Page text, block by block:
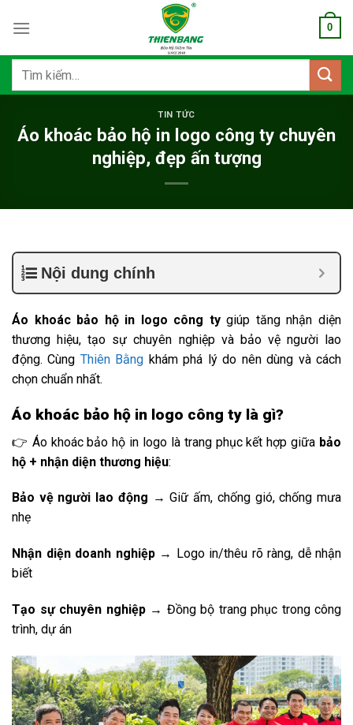
qua
dung
0
Tìm
TIN TỨC
Áo khoác bảo hộ in logo công ty chuyên
nghiệp, đẹp ấn tượng
Nội dung chính
Áo khoác bảo hộ in logo công tygiúp tăng nhận diện
thương hiệu, tạo sự chuyên nghiệp và bảo vệ người lao
động. Cùng Thiên Bằng khám phá lý do nên dùng và cách
chọn chuẩn nhất.
Áo khoác bảo hộ in logo công ty là gì?
👉 Áo khoác bảo hộ in logo là trang phục kết hợp giữa bảo
hộ + nhận diện thương hiệu:
Bảo vệ người lao động → Giữ ấm, chống gió, chống mưa
nhẹ
Nhận diện doanh nghiệp → Logo in/thêu rõ ràng, dễ nhận
biết
Tạo sự chuyên nghiệp → Đồng bộ trang phục trong công
trình, dự án